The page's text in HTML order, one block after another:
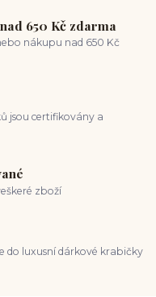
650 Kč zdarma
nákupu nad 650 Kč
jsou certifikovány a
zboží
do luxusní dárkové krabičky